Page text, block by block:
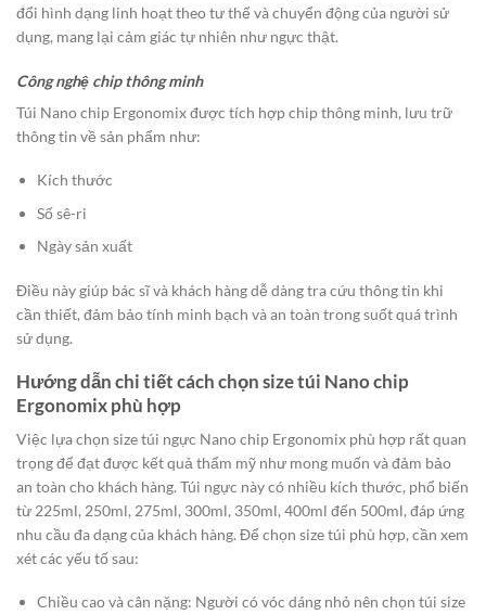
đổi hình dạng linh hoạt theo tư thế và chuyển động của người sử
dụng, mang lại cảm giác tự nhiên như ngực thật.
Công nghệ chip thông minh
Túi Nano chip Ergonomix được tích hợp chip thông minh, lưu trữ
thông tin về sản phẩm như:​
Kích thước​
Số sê-ri​
Ngày sản xuất​
Điều này giúp bác sĩ và khách hàng dễ dàng tra cứu thông tin khi
cần thiết, đảm bảo tính minh bạch và an toàn trong suốt quá trình
sử dụng.
Hướng dẫn chi tiết cách chọn size túi Nano chip
Ergonomix phù hợp
Việc lựa chọn size túi ngực Nano chip Ergonomix phù hợp rất quan
trọng để đạt được kết quả thẩm mỹ như mong muốn và đảm bảo
an toàn cho khách hàng. Túi ngực này có nhiều kích thước, phổ biến
từ 225ml, 250ml, 275ml, 300ml, 350ml, 400ml đến 500ml, đáp ứng
nhu cầu đa dạng của khách hàng. Để chọn size túi phù hợp, cần xem
xét các yếu tố sau:​
Chiều cao và cân nặng: Người có vóc dáng nhỏ nên chọn túi size